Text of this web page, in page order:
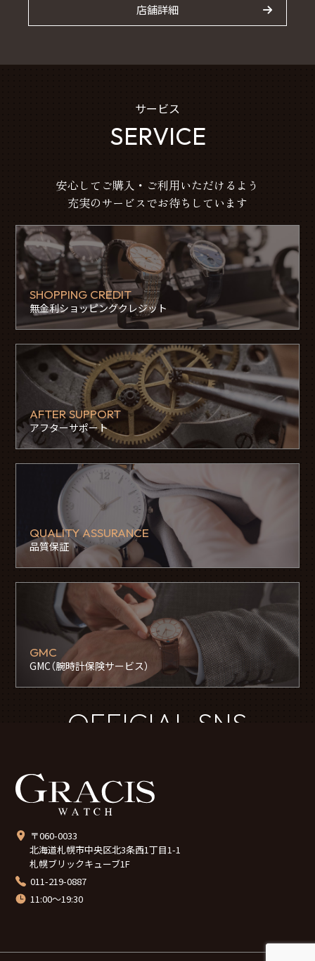
店舗詳細
サービス
SERVICE
安心してご購入・ご利用いただけるよう
充実のサービスでお待ちしています
SHOPPING CREDIT
無金利ショッピングクレジット
AFTER SUPPORT
アフターサポート
QUALITY ASSURANCE
品質保証
GMC
GMC（腕時計保険サービス）
OFFICIAL SNS
〒060-0033
北海道札幌市中央区北3条西1丁目1-1
札幌ブリックキューブ1F
011-219-0887
11:00～19:30